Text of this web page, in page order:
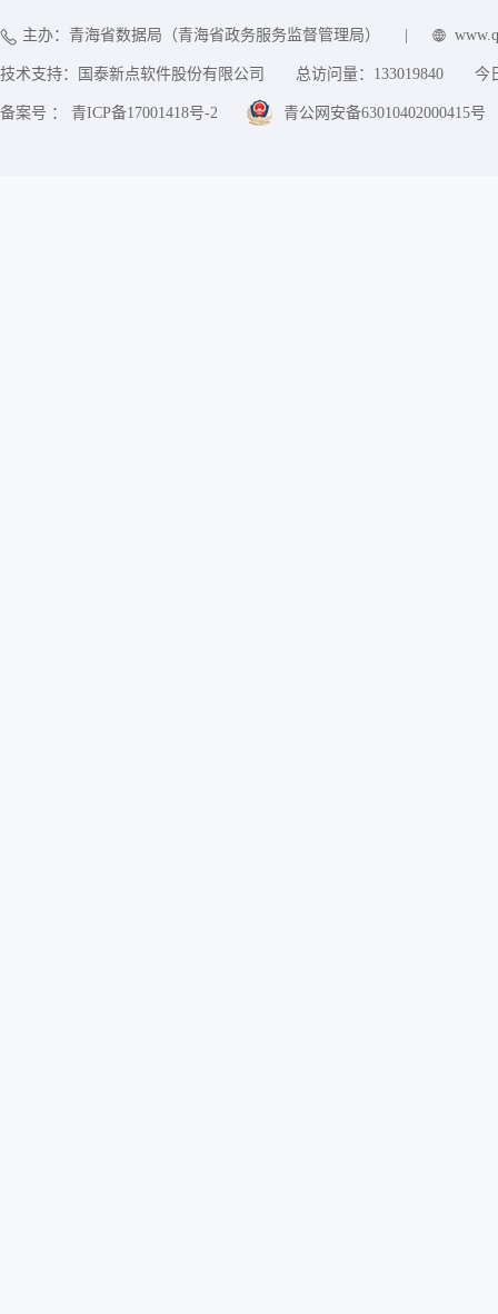
主办：青海省数据局（青海省政务服务监督管理局）
技术支持：国泰新点软件股份有限公司 总访问量： 133019840 今
备案号 ： 青ICP备17001418号-2 青公网安备63010402000415号